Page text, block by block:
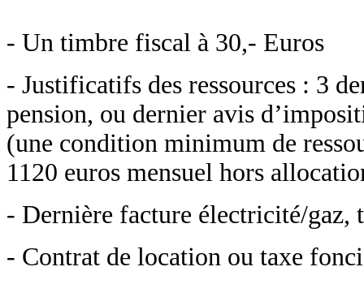
- Un timbre fiscal à 30,- Euros
- Justificatifs des ressources : 3
pension, ou dernier avis
(une condition minimum de
1120 euros mensuel hors
- Dernière facture électricité/gaz,
- Contrat de location ou taxe